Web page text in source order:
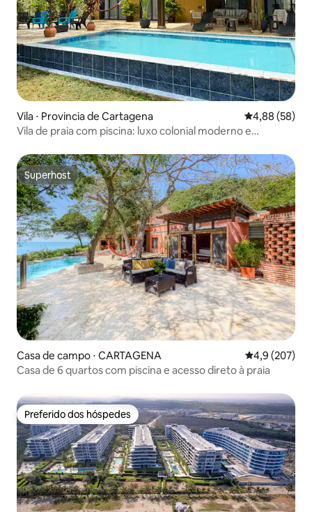
Vila ⋅ Provincia de Cartagena 4,88 de uma
4,88 (58)
Vila de praia com piscina: luxo colonial moderno e
Superhost
Superhost
Casa de campo ⋅ CARTAGENA 4,9 de uma
4,9 (207)
Casa de 6 quartos com piscina e acesso direto à praia
Preferido dos hóspedes
Preferido dos hóspedes